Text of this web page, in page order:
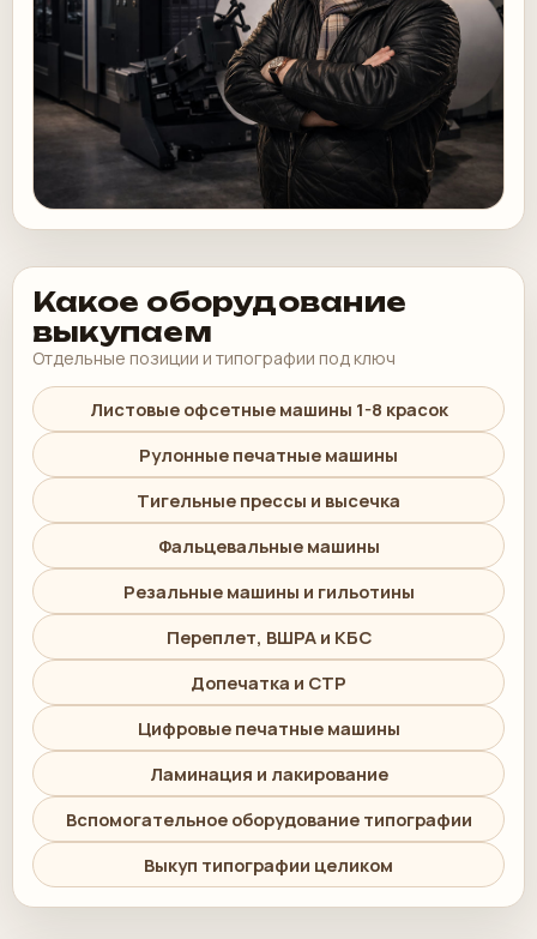
Какое оборудование
выкупаем
Отдельные позиции и типографии под ключ
Листовые офсетные машины 1-8 красок
Рулонные печатные машины
Тигельные прессы и высечка
Фальцевальные машины
Резальные машины и гильотины
Переплет, ВШРА и КБС
Допечатка и CTP
Цифровые печатные машины
Ламинация и лакирование
Вспомогательное оборудование типографии
Выкуп типографии целиком